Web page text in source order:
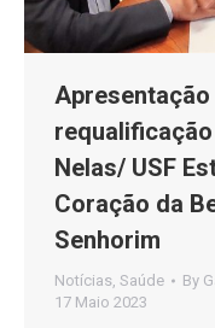
Nelas/ USF
Coração da
Senhorim
Notícias, Saúde By
17 Maio 2023